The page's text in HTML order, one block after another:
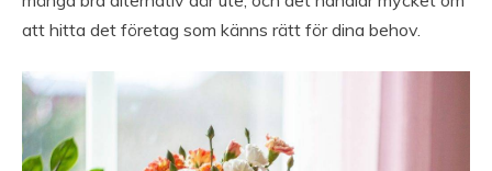
att hitta det företag som känns rätt för dina behov.